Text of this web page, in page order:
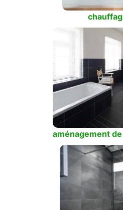
aménagement